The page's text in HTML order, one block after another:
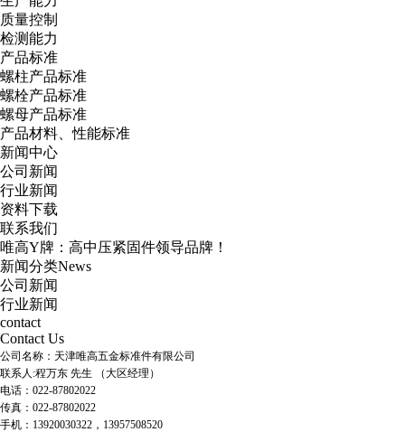
质量控制
检测能力
产品标准
螺柱产品标准
螺栓产品标准
螺母产品标准
产品材料、性能标准
新闻中心
公司新闻
行业新闻
资料下载
联系我们
唯高Y牌：高中压紧固件领导品牌！
新闻分类News
公司新闻
行业新闻
contact
Contact Us
公司名称：天津唯高五金标准件有限公司
联系人:程万东 先生 （大区经理）
电话：022-87802022
传真：022-87802022
手机： 13920030322， 13957508520